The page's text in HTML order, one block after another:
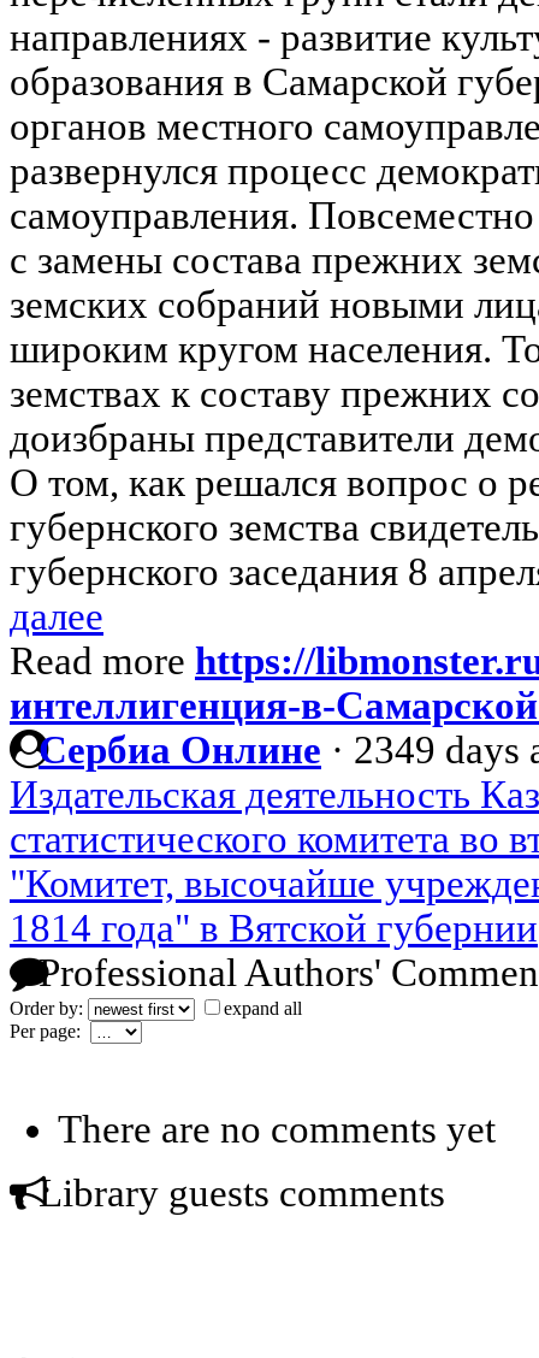
направлениях - развитие
образования в Самарской
органов местного
развернулся процесс
самоуправления.
с замены состава прежних
земских собраний новыми
широким кругом населения.
земствах к составу прежних
доизбраны представители
О том, как решался вопрос о
губернского земства
губернского заседания 8
далее
Read more https://
интеллигенция-в-
Сербиа Онлине · 2349 days
Издательская деятельность
статистического комитета во
"Комитет, высочайше
1814 года" в Вятской губернии
Professional Authors'
Order by:
expand all
Per page:
There are no comments yet
Library guests comments